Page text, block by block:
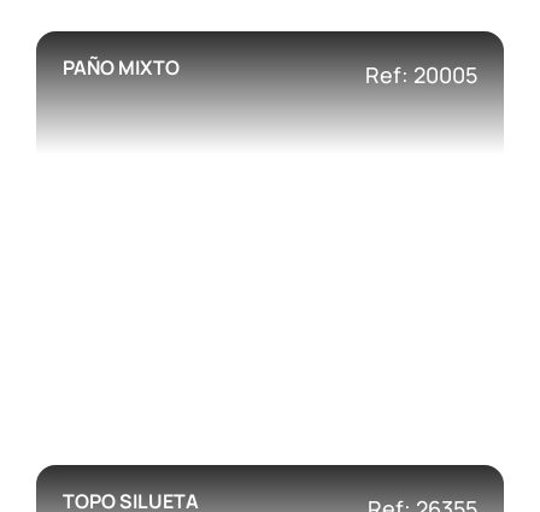
PAÑO MIXTO Ref: 20005
TOPO SILUETA